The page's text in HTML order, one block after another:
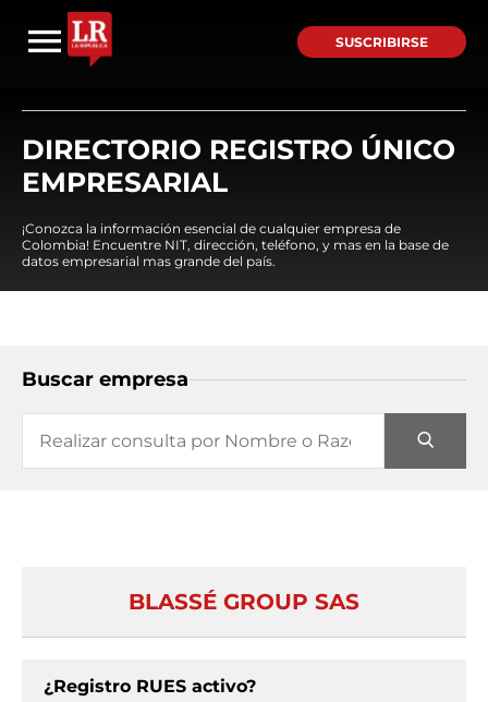
SUSCRIBIRSE
DIRECTORIO REGISTRO ÚNICO
EMPRESARIAL
¡Conozca la información esencial de cualquier empresa de
Colombia! Encuentre NIT, dirección, teléfono, y mas en la base de
datos empresarial mas grande del país.
Buscar empresa
BLASSÉ GROUP SAS
¿Registro RUES activo?